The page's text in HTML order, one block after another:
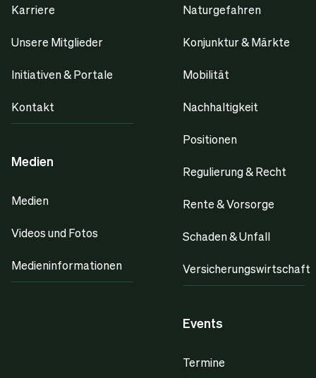
Karriere
Unsere Mitglieder
Initiativen & Portale
Kontakt
Medien
Medien
Videos und Fotos
Medieninformationen
Naturgefahren
Konjunktur & Märkte
Mobilität
Nachhaltigkeit
Positionen
Regulierung & Recht
Rente & Vorsorge
Schaden & Unfall
Versicherungswirtschaft
Events
Termine